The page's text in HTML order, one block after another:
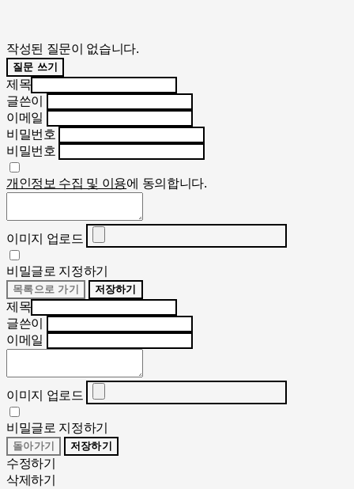
작성된 질문이 없습니다.
질문 쓰기
제목
글쓴이
이메일
비밀번호
비밀번호
개인정보 수집 및 이용에 동의합니다.
이미지 업로드
비밀글로 지정하기
목록으로 가기 저장하기
제목
글쓴이
이메일
이미지 업로드
비밀글로 지정하기
돌아가기 저장하기
수정하기
삭제하기